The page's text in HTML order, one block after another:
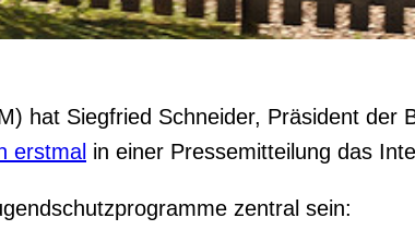
hat Siegfried Schneider, Präsident
erstmal in einer Pressemitteilung das
zentral sein: